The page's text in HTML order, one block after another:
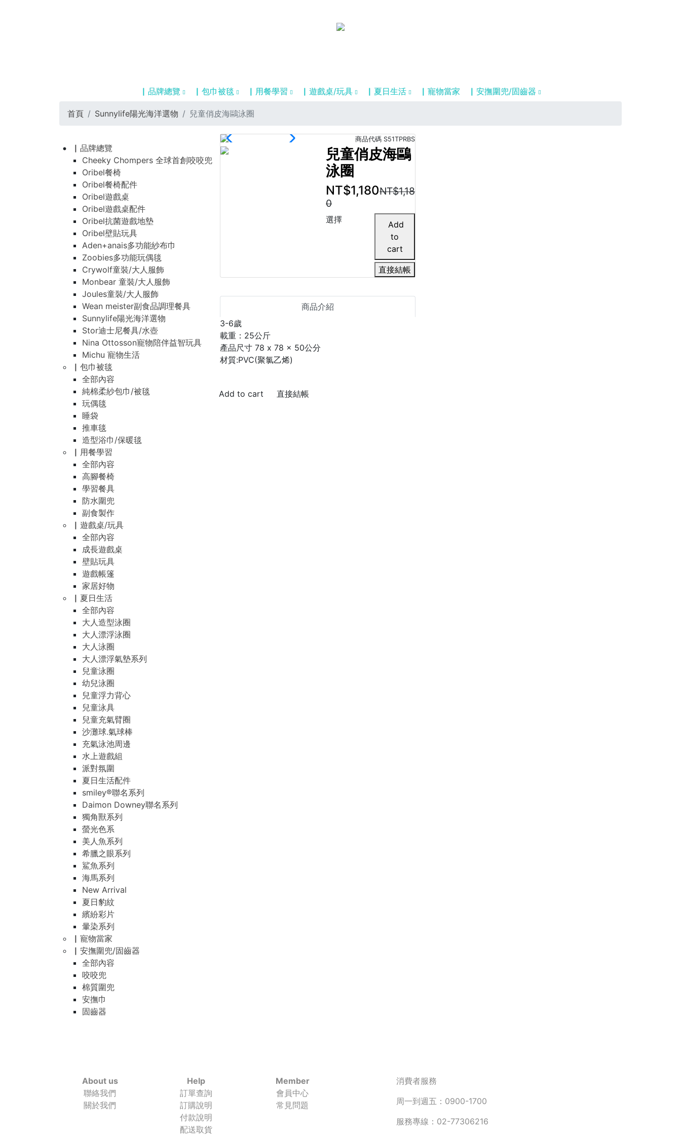
▏品牌總覽 ▏包巾被毯 ▏用餐學習 ▏遊戲桌/玩具 ▏夏日生活 ▏寵物當家 ▏安撫圍兜/固齒器
首頁 Sunnylife陽光海洋選物 兒童俏皮海鷗泳圈
▏品牌總覽
Cheeky Chompers 全球首創咬咬兜
Oribel餐椅
Oribel餐椅配件
Oribel遊戲桌
Oribel遊戲桌配件
Oribel抗菌遊戲地墊
Oribel壁貼玩具
Aden+anais多功能紗布巾
Zoobies多功能玩偶毯
Crywolf童裝/大人服飾
Monbear 童裝/大人服飾
Joules童裝/大人服飾
Wean meister副食品調理餐具
Sunnylife陽光海洋選物
Stor迪士尼餐具/水壺
Nina Ottosson寵物陪伴益智玩具
Michu 寵物生活
▏包巾被毯
全部內容
純棉柔紗包巾/被毯
玩偶毯
睡袋
推車毯
造型浴巾/保暖毯
▏用餐學習
全部內容
高腳餐椅
學習餐具
防水圍兜
副食製作
▏遊戲桌/玩具
全部內容
成長遊戲桌
壁貼玩具
遊戲帳篷
家居好物
▏夏日生活
全部內容
大人造型泳圈
大人漂浮泳圈
大人泳圈
大人漂浮氣墊系列
兒童泳圈
幼兒泳圈
兒童浮力背心
兒童泳具
兒童充氣臂圈
沙灘球.氣球棒
充氣泳池周邊
水上遊戲組
派對氛圍
夏日生活配件
smiley®聯名系列
Daimon Downey聯名系列
獨角獸系列
螢光色系
美人魚系列
希臘之眼系列
鯊魚系列
海馬系列
New Arrival
夏日豹紋
繽紛彩片
暈染系列
▏寵物當家
▏安撫圍兜/固齒器
全部內容
咬咬兜
棉質圍兜
安撫巾
固齒器
商品代碼 S51TPRBS
兒童俏皮海鷗
泳圈
NT$1,180NT$1,18
0
選擇
直接結帳
商品介紹
3-6歲
載重：25公斤
產品尺寸 78 x 78 x 50公分
材質:PVC(聚氯乙烯)
直接結帳
About us
聯絡我們
關於我們
Help
訂單查詢
訂購說明
付款說明
配送取貨
Member
會員中心
常見問題
消費者服務
周一到週五：0900-1700
服務專線：02-77306216